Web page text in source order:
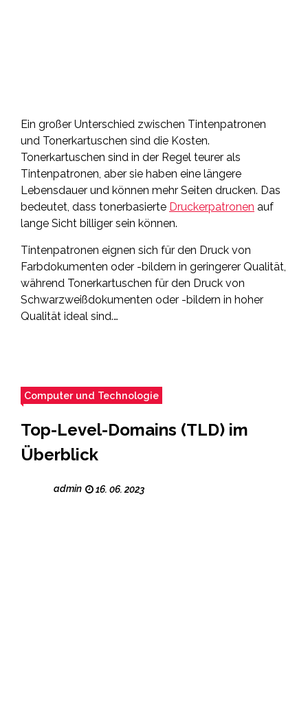
Ein großer Unterschied zwischen Tintenpatronen
und Tonerkartuschen sind die Kosten.
Tonerkartuschen sind in der Regel teurer als
Tintenpatronen, aber sie haben eine längere
Lebensdauer und können mehr Seiten drucken. Das
bedeutet, dass tonerbasierte Druckerpatronen auf
lange Sicht billiger sein können.
Tintenpatronen eignen sich für den Druck von
Farbdokumenten oder -bildern in geringerer Qualität,
während Tonerkartuschen für den Druck von
Schwarzweißdokumenten oder -bildern in hoher
Qualität ideal sind.…
Computer und Technologie
Top-Level-Domains (TLD) im
Überblick
admin 16. 06. 2023